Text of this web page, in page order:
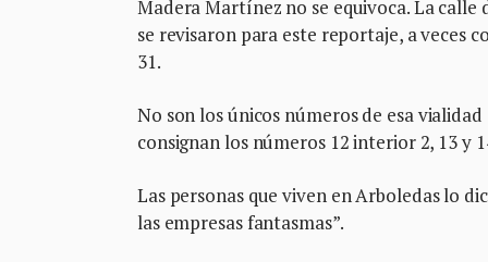
Madera Martínez no se equivoca. La calle
se revisaron para este reportaje, a veces
31.
No son los únicos números de esa
consignan los números 12 interior 2, 13 y
Las personas que viven en Arboledas lo
las empresas fantasmas”.